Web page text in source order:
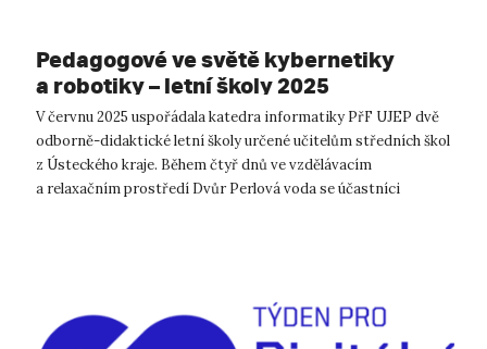
Pedagogové ve světě kybernetiky
a robotiky – letní školy 2025
V červnu 2025 uspořádala katedra informatiky PřF UJEP dvě
odborně-didaktické letní školy určené učitelům středních škol
z Ústeckého kraje. Během čtyř dnů ve vzdělávacím
a relaxačním prostředí Dvůr Perlová voda se účastníci